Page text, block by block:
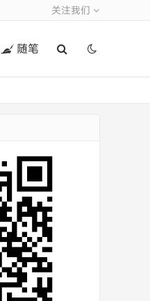
关注我们
随笔